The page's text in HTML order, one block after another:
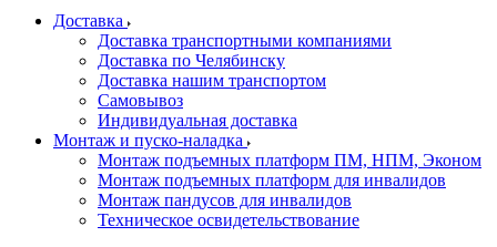
Доставка
Доставка транспортными компаниями
Доставка по Челябинску
Доставка нашим транспортом
Самовывоз
Индивидуальная доставка
Монтаж и пуско-наладка
Монтаж подъемных платформ ПМ, НПМ, Эконом
Монтаж подъемных платформ для инвалидов
Монтаж пандусов для инвалидов
Техническое освидетельствование